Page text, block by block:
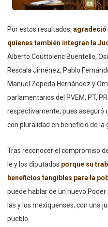
Por estos resultados, agradeció
quienes también integran la
Alberto Couttolenc Buentello,
Rescala Jiménez, Pablo
Manuel Zepeda Hernández y
parlamentarios del PVEM, PT,
respectivamente, pues aseguró
con pluralidad en beneficio de la
Tras reconocer el compromiso
le y los diputados porque su
beneficios tangibles para la
puede hablar de un nuevo
las y los mexiquenses, con una
pueblo.